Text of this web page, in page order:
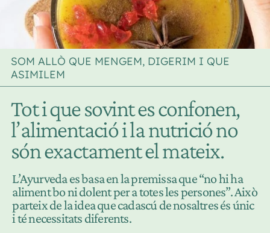
SOM ALLÒ QUE MENGEM, DIGERIM I QUE
ASIMILEM
Tot i que sovint es confonen,
l’alimentació i la nutrició no
són exactament el mateix.
L’Ayurveda es basa en la premissa que “no hi ha
aliment bo ni dolent per a totes les persones”. Això
parteix de la idea que cadascú de nosaltres és únic
i té necessitats diferents.